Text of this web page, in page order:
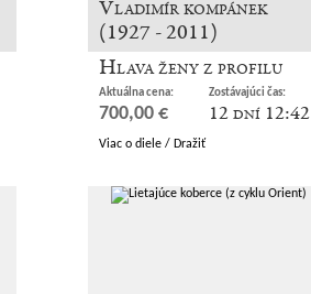
Vladimír kompánek
(1927 - 2011)
Hlava ženy z profilu
Aktuálna cena:
700,00 €
Zostávajúci čas:
12 dní 12:42
Viac o diele / Dražiť